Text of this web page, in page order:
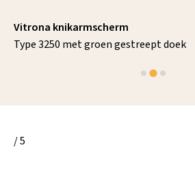
Vitrona knikarmscherm
Type 3250 met groen gestreept doek
/ 5